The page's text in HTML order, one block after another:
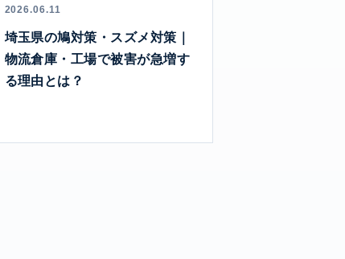
2026.06.11
埼玉県の鳩対策・スズメ対策｜
物流倉庫・工場で被害が急増す
る理由とは？